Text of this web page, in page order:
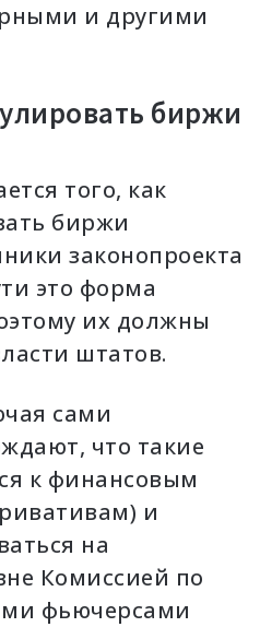
и другими
биржи
того, как
биржи
законопроекта
это форма
их должны
штатов.
сами
что такие
к финансовым
и
на
Комиссией по
фьючерсами